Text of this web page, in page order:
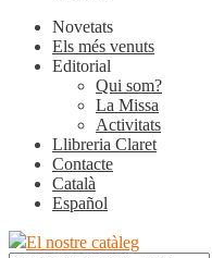
Novetats
Els més venuts
Editorial
Qui som?
La Missa
Activitats
Llibreria Claret
Contacte
Català
Español
El nostre catàleg